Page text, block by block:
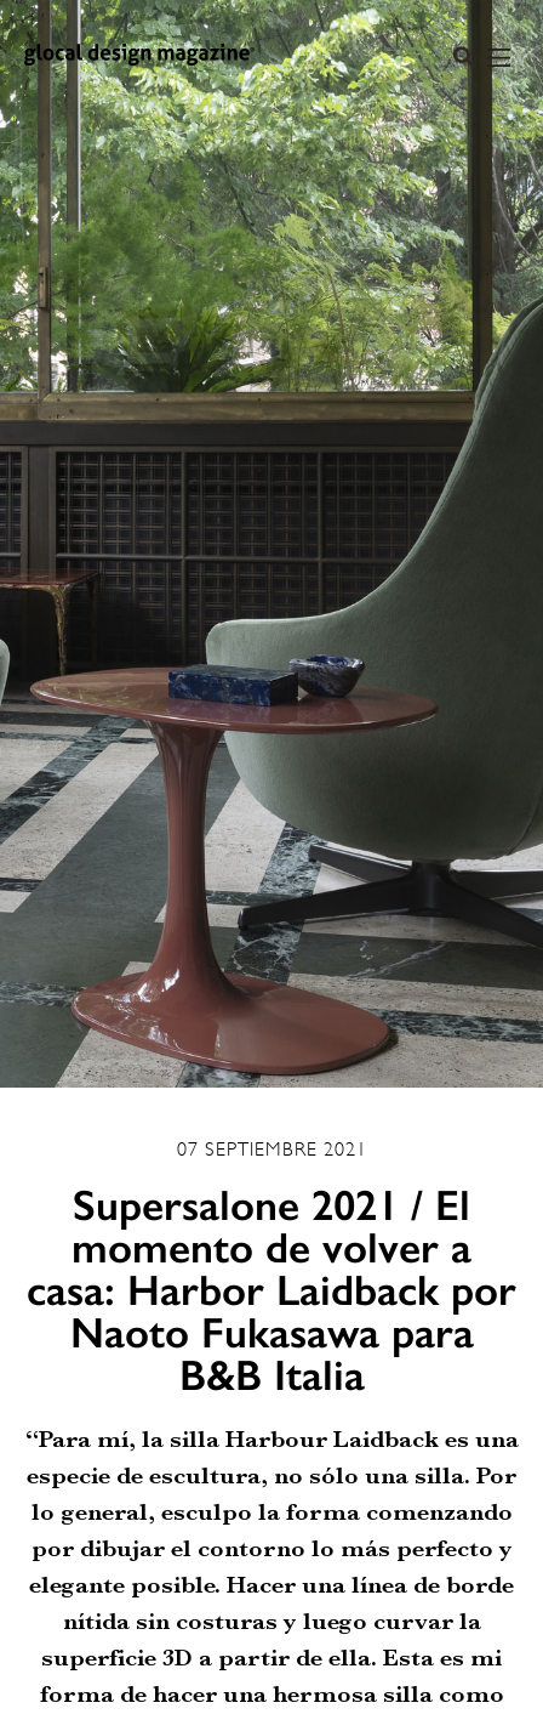
07 SEPTIEMBRE 2021
Supersalone 2021 / El
momento de volver a
casa: Harbor Laidback por
Naoto Fukasawa para
B&B Italia
“Para mí, la silla Harbour Laidback es una
especie de escultura, no sólo una silla. Por
lo general, esculpo la forma comenzando
por dibujar el contorno lo más perfecto y
elegante posible. Hacer una línea de borde
nítida sin costuras y luego curvar la
superficie 3D a partir de ella. Esta es mi
forma de hacer una hermosa silla como